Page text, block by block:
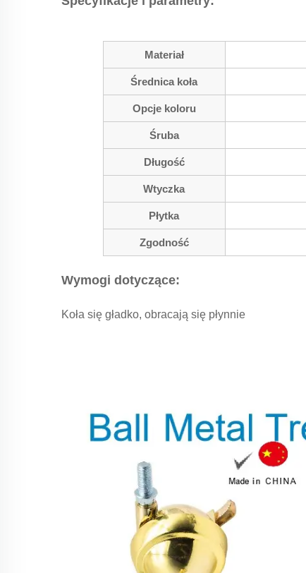
Materiał
Średnica koła
Opcje koloru
Śruba
Długość
Wtyczka
Płytka
Zgodność
Wymogi dotyczące:
Koła się gładko, obracają się płynnie